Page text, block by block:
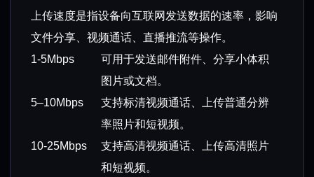
上传速度是指设备向互联网发送数据的速率，影响
文件分享、视频通话、直播推流等操作。
1-5Mbps
可用于发送邮件附件、分享小体积
图片或文档。
5–10Mbps
支持标清视频通话、上传普通分辨
率照片和短视频。
10-25Mbps
支持高清视频通话、上传高清照片
和短视频。